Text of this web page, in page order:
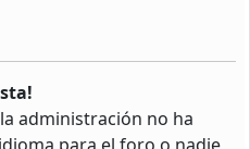
administración no ha